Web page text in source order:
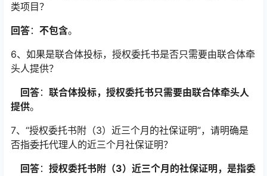
类项目？
回答： 不包含。
6、如果是联合体投标，授权委托书是否只需要由联合体牵
头人提供？
回答： 联合体投标，授权委托书只需要由联合体牵头人
提供。
7、“授权委托书附（3）近三个月的社保证明”，请明确是
否指委托代理人的近三个月社保证明？
回答： 授权委托书附（3）近三个月的社保证明，是指委